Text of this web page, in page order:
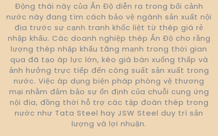
Động thái này của Ấn Độ diễn ra trong bối cảnh
nước này đang tìm cách bảo vệ ngành sản xuất nội
địa trước sự cạnh tranh khốc liệt từ thép giá rẻ
nhập khẩu. Các doanh nghiệp thép Ấn Độ cho rằng
lượng thép nhập khẩu tăng mạnh trong thời gian
qua đã tạo áp lực lớn, kéo giá bán xuống thấp và
ảnh hưởng trực tiếp đến công suất sản xuất trong
nước. Việc áp dụng biện pháp phòng vệ thương
mại nhằm đảm bảo sự ổn định của chuỗi cung ứng
nội địa, đồng thời hỗ trợ các tập đoàn thép trong
nước như Tata Steel hay JSW Steel duy trì sản
lượng và lợi nhuận.